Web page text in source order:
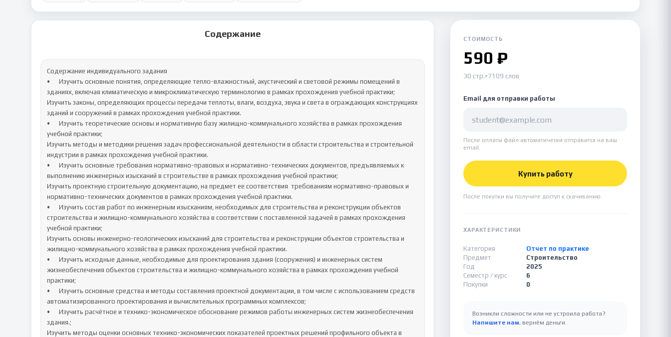
Содержание
Содержание индивидуального задания
•	Изучить основные понятия, определяющие тепло-влажностный, акустический и световой режимы помещений в
зданиях, включая климатическую и микроклиматическую терминологию в рамках прохождения учебной практики;
Изучить законы, определяющих процессы передачи теплоты, влаги, воздуха, звука и света в ограждающих конструкциях
зданий и сооружений в рамках прохождения учебной практики.
•	Изучить теоретические основы и нормативную базу жилищно-коммунального хозяйства в рамках прохождения
учебной практики;
Изучить методы и методики решения задач профессиональной деятельности в области строительства и строительной
индустрии в рамках прохождения учебной практики.
•	Изучить основные требования нормативно-правовых и нормативно-технических документов, предъявляемых к
выполнению инженерных изысканий в строительстве в рамках прохождения учебной практики;
Изучить проектную строительную документацию, на предмет ее соответствия  требованиям нормативно-правовых и
нормативно-технических документов в рамках прохождения учебной практики.
•	Изучить состав работ по инженерным изысканиям, необходимых для строительства и реконструкции объектов
строительства и жилищно-коммунального хозяйства в соответствии с поставленной задачей в рамках прохождения
учебной практики;
Изучить основы инженерно-геологических изысканий для строительства и реконструкции объектов строительства и
жилищно-коммунального хозяйства в рамках прохождения учебной практики.
•	Изучить исходные данные, необходимые для проектирования здания (сооружения) и инженерных систем
жизнеобеспечения объектов строительства и жилищно-коммунального хозяйства в рамках прохождения учебной
практики;
•	Изучить основные средства и методы составления проектной документации, в том числе с использованием средств
автоматизированного проектирования и вычислительных программных комплексов;
•	Изучить расчётное и технико-экономическое обоснование режимов работы инженерных систем жизнеобеспечения
здания.;
Изучить методы оценки основных технико-экономических показателей проектных решений профильного объекта в
СТОИМОСТЬ
590 ₽
30 стр.•7109 слов
Email для отправки работы
После оплаты файл автоматически отправится на ваш
email.
Купить работу
После покупки вы получите доступ к скачиванию.
ХАРАКТЕРИСТИКИ
Категория
Отчет по практике
Предмет
Строительство
Год
2025
Семестр / курс
6
Покупки
0
Возникли сложности или не устроила работа?
Напишите нам, вернём деньги.